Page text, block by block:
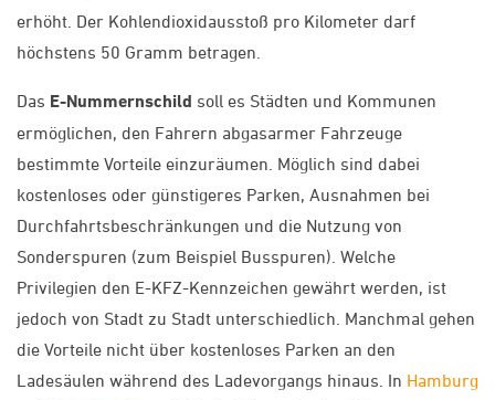
erhöht. Der Kohlendioxidausstoß pro Kilometer darf
höchstens 50 Gramm betragen.
Das E-Nummernschild soll es Städten und Kommunen
ermöglichen, den Fahrern abgasarmer Fahrzeuge
bestimmte Vorteile einzuräumen. Möglich sind dabei
kostenloses oder günstigeres Parken, Ausnahmen bei
Durchfahrtsbeschränkungen und die Nutzung von
Sonderspuren (zum Beispiel Busspuren). Welche
Privilegien den E-KFZ-Kennzeichen gewährt werden, ist
jedoch von Stadt zu Stadt unterschiedlich. Manchmal gehen
die Vorteile nicht über kostenloses Parken an den
Ladesäulen während des Ladevorgangs hinaus. In Hamburg